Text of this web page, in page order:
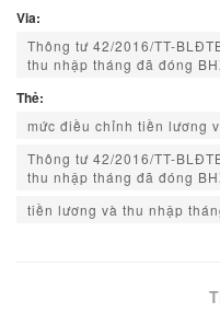
Via:
Thông tư 42/2016/TT-
thu nhập tháng đã đóng
Thẻ:
mức điều chỉnh tiền lương
Thông tư 42/2016/TT-
thu nhập tháng đã đóng
tiền lương và thu nhập